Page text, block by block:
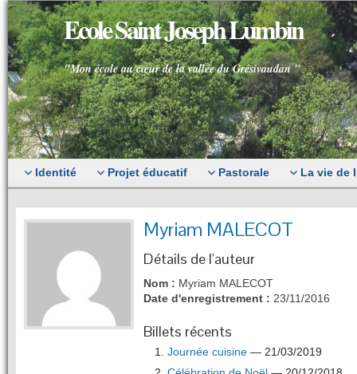
Ecole Saint Joseph Lumbin
"Mon école au cœur de la vallée du Grésivaudan "
Identité Projet éducatif Pastorale La vie de
Myriam MALECOT
Détails de l'auteur
Nom : Myriam MALECOT
Date d'enregistrement : 23/11/2016
Billets récents
Journée cuisine — 21/03/2019